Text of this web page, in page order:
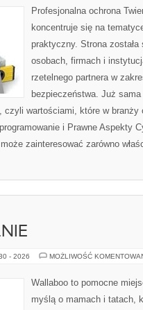
Profesjonalna ochrona
koncentruje się na
praktyczny. Strona
osobach, firmach i
rzetelnego partnera w
bezpieczeństwa. Już
czyli wartościami, które w branży
i Prawne Aspekty
zainteresować zarówno
- 2026 MOŻLIWOŚĆ
Wallaboo to pomocne
myślą o mamach i tatach,